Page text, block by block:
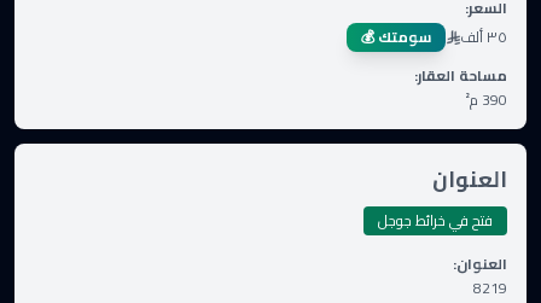
السعر:
٣٥ ألف
سومتك 💰
مساحة العقار:
390 م²
العنوان
فتح في خرائط جوجل
العنوان:
8219